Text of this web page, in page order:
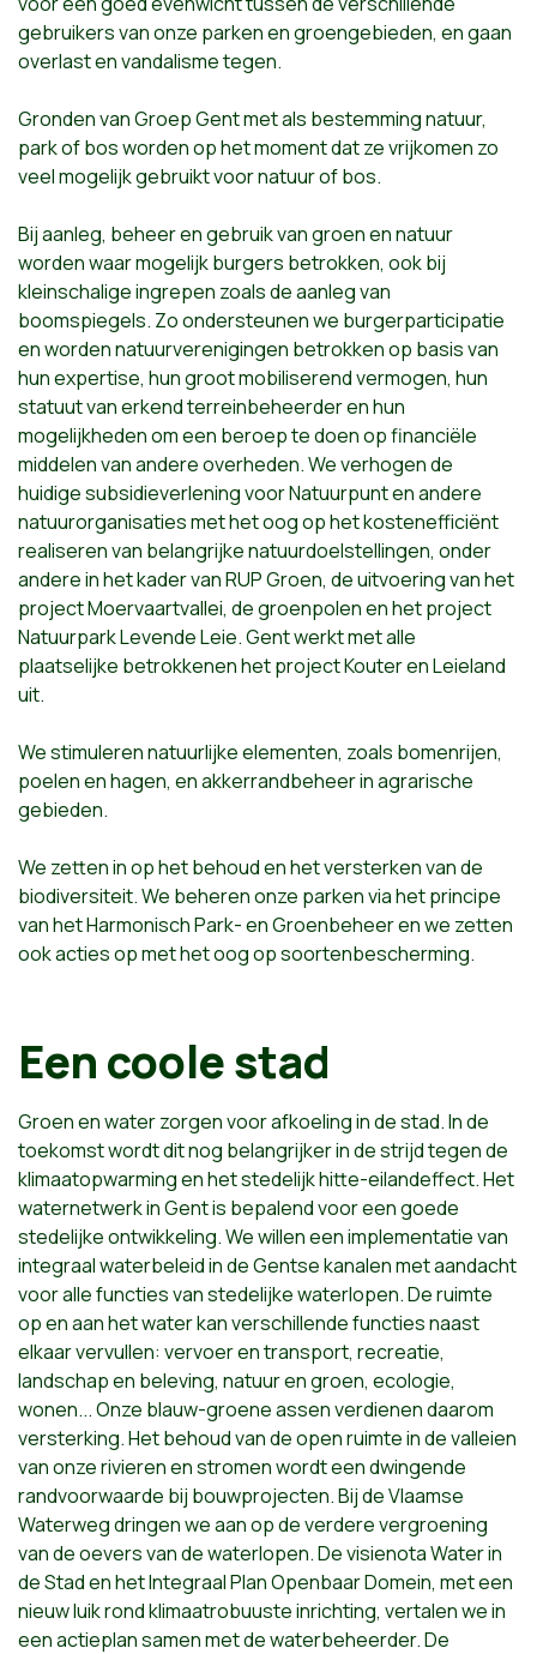
gebruikers van onze parken en groengebieden, en gaan
overlast en vandalisme tegen.
Gronden van Groep Gent met als bestemming natuur,
park of bos worden op het moment dat ze vrijkomen zo
veel mogelijk gebruikt voor natuur of bos.
Bij aanleg, beheer en gebruik van groen en natuur
worden waar mogelijk burgers betrokken, ook bij
kleinschalige ingrepen zoals de aanleg van
boomspiegels. Zo ondersteunen we burgerparticipatie
en worden natuurverenigingen betrokken op basis van
hun expertise, hun groot mobiliserend vermogen, hun
statuut van erkend terreinbeheerder en hun
mogelijkheden om een beroep te doen op financiële
middelen van andere overheden. We verhogen de
huidige subsidieverlening voor Natuurpunt en andere
natuurorganisaties met het oog op het kostenefficiënt
realiseren van belangrijke natuurdoelstellingen, onder
andere in het kader van RUP Groen, de uitvoering van het
project Moervaartvallei, de groenpolen en het project
Natuurpark Levende Leie. Gent werkt met alle
plaatselijke betrokkenen het project Kouter en Leieland
uit.
We stimuleren natuurlijke elementen, zoals bomenrijen,
poelen en hagen, en akkerrandbeheer in agrarische
gebieden.
We zetten in op het behoud en het versterken van de
biodiversiteit. We beheren onze parken via het principe
van het Harmonisch Park- en Groenbeheer en we zetten
ook acties op met het oog op soortenbescherming.
Een coole stad
Groen en water zorgen voor afkoeling in de stad. In de
toekomst wordt dit nog belangrijker in de strijd tegen de
klimaatopwarming en het stedelijk hitte-eilandeffect. Het
waternetwerk in Gent is bepalend voor een goede
stedelijke ontwikkeling. We willen een implementatie van
integraal waterbeleid in de Gentse kanalen met aandacht
voor alle functies van stedelijke waterlopen. De ruimte
op en aan het water kan verschillende functies naast
elkaar vervullen: vervoer en transport, recreatie,
landschap en beleving, natuur en groen, ecologie,
wonen... Onze blauw-groene assen verdienen daarom
versterking. Het behoud van de open ruimte in de valleien
van onze rivieren en stromen wordt een dwingende
randvoorwaarde bij bouwprojecten. Bij de Vlaamse
Waterweg dringen we aan op de verdere vergroening
van de oevers van de waterlopen. De visienota Water in
de Stad en het Integraal Plan Openbaar Domein, met een
nieuw luik rond klimaatrobuuste inrichting, vertalen we in
een actieplan samen met de waterbeheerder. De